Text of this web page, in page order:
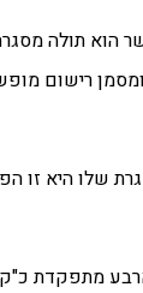
צילומים מאותה עת של ראשית שנות ה- 70
רישום
שלו היא זו
מתפקדת